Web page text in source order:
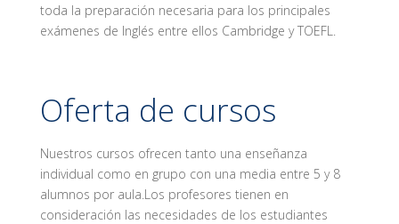
toda la preparación necesaria para los principales
exámenes de Inglés entre ellos Cambridge y TOEFL.
Oferta de cursos
Nuestros cursos ofrecen tanto una enseñanza
individual como en grupo con una media entre 5 y 8
alumnos por aula.Los profesores tienen en
consideración las necesidades de los estudiantes